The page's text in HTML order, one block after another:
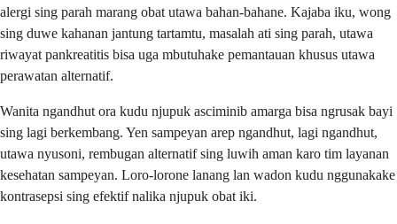
alergi sing parah marang obat utawa bahan-bahane. Kajaba iku, wong
sing duwe kahanan jantung tartamtu, masalah ati sing parah, utawa
riwayat pankreatitis bisa uga mbutuhake pemantauan khusus utawa
perawatan alternatif.
Wanita ngandhut ora kudu njupuk asciminib amarga bisa ngrusak bayi
sing lagi berkembang. Yen sampeyan arep ngandhut, lagi ngandhut,
utawa nyusoni, rembugan alternatif sing luwih aman karo tim layanan
kesehatan sampeyan. Loro-lorone lanang lan wadon kudu nggunakake
kontrasepsi sing efektif nalika njupuk obat iki.